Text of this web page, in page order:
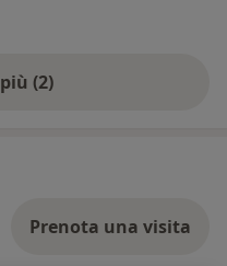
Mostra di più (2)
Prenota una visita